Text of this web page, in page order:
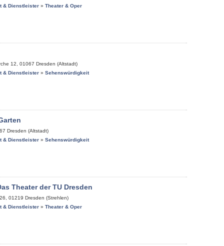
& Dienstleister » Theater & Oper
12 01067 Dresden (Altstadt)
& Dienstleister » Sehenswürdigkeit
Dresden (Altstadt)
& Dienstleister » Sehenswürdigkeit
Theater der TU Dresden
01219 Dresden (Strehlen)
& Dienstleister » Theater & Oper